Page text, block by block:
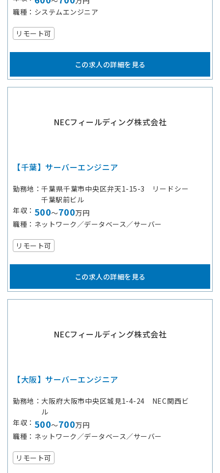
職種
システムエンジニア
リモート可
この求人の詳細を見る
NECフィールディング株式会社
【千葉】サーバーエンジニア
勤務地
千葉県千葉市中央区弁天1-15-3 リードシー
千葉駅前ビル
年収
500～700万円
職種
ネットワーク／データベース／サーバー
リモート可
この求人の詳細を見る
NECフィールディング株式会社
【大阪】サーバーエンジニア
勤務地
大阪府大阪市中央区城見1-4-24 NEC関西ビ
ル
年収
500～700万円
職種
ネットワーク／データベース／サーバー
リモート可